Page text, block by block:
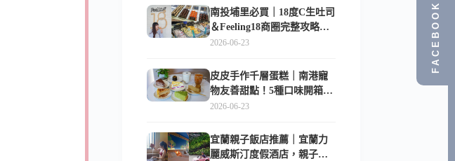
南投埔里必買｜18度C生吐司
＆Feeling18商圈完整攻略，
在地人帶路這樣逛
2026-06-23
皮皮手作千層蛋糕｜南港寵
物友善甜點！5種口味開箱，
比Lady M便宜一半的台北隱
2026-06-23
宜蘭親子飯店推薦｜宜蘭力
麗威斯汀度假酒店，親子
FACEBOOK